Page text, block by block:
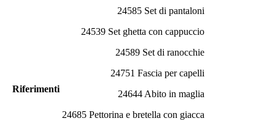
Riferimenti
24585 Set di pantaloni
24539 Set ghetta con cappuccio
24589 Set di ranocchie
24751 Fascia per capelli
24644 Abito in maglia
24685 Pettorina e bretella con giacca